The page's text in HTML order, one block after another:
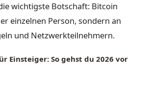
wichtigste Botschaft: Bitcoin
einzelnen Person, sondern an
und Netzwerkteilnehmern.
Einsteiger: So gehst du 2026 vor